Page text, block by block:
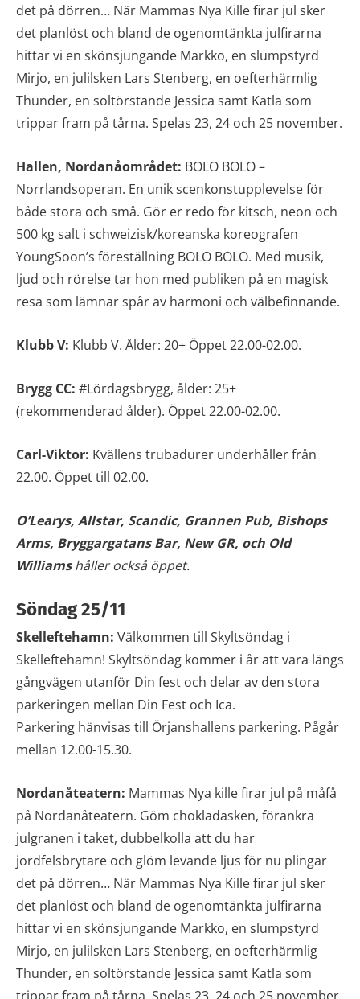
det på dörren… När Mammas Nya Kille firar jul sker
det planlöst och bland de ogenomtänkta julfirarna
hittar vi en skönsjungande Markko, en slumpstyrd
Mirjo, en julilsken Lars Stenberg, en oefterhärmlig
Thunder, en soltörstande Jessica samt Katla som
trippar fram på tårna. Spelas 23, 24 och 25 november.
Hallen, Nordanåområdet: BOLO BOLO –
Norrlandsoperan. En unik scenkonstupplevelse för
både stora och små. Gör er redo för kitsch, neon och
500 kg salt i schweizisk/koreanska koreografen
YoungSoon’s föreställning BOLO BOLO. Med musik,
ljud och rörelse tar hon med publiken på en magisk
resa som lämnar spår av harmoni och välbefinnande.
Klubb V: Klubb V. Ålder: 20+ Öppet 22.00-02.00.
Brygg CC: #Lördagsbrygg, ålder: 25+
(rekommenderad ålder). Öppet 22.00-02.00.
Carl-Viktor: Kvällens trubadurer underhåller från
22.00. Öppet till 02.00.
O’Learys, Allstar, Scandic, Grannen Pub, Bishops
Arms, Bryggargatans Bar, New GR, och Old
Williamshåller också öppet.
Söndag 25/11
Skelleftehamn: Välkommen till Skyltsöndag i
Skelleftehamn! Skyltsöndag kommer i år att vara längs
gångvägen utanför Din fest och delar av den stora
parkeringen mellan Din Fest och Ica.
Parkering hänvisas till Örjanshallens parkering. Pågår
mellan 12.00-15.30.
Nordanåteatern: Mammas Nya kille firar jul på måfå
på Nordanåteatern. Göm chokladasken, förankra
julgranen i taket, dubbelkolla att du har
jordfelsbrytare och glöm levande ljus för nu plingar
det på dörren… När Mammas Nya Kille firar jul sker
det planlöst och bland de ogenomtänkta julfirarna
hittar vi en skönsjungande Markko, en slumpstyrd
Mirjo, en julilsken Lars Stenberg, en oefterhärmlig
Thunder, en soltörstande Jessica samt Katla som